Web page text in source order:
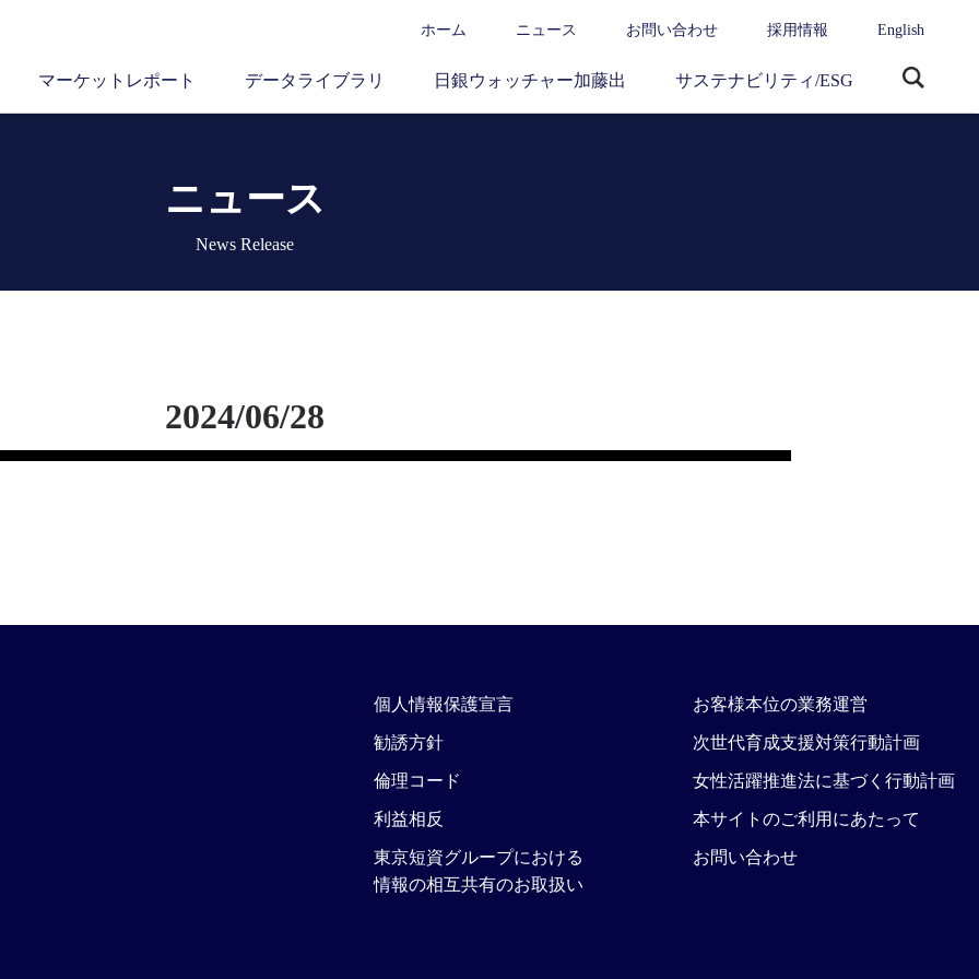
ホーム ニュース お問い合わせ 採用情報 English
マーケットレポート データライブラリ 日銀ウォッチャー加藤出 サステナビリティ/ESG
ニュース
News Release
2024/06/28
個人情報保護宣言
勧誘方針
倫理コード
利益相反
東京短資グループにおける
情報の相互共有のお取扱い
お客様本位の業務運営
次世代育成支援対策行動計画
女性活躍推進法に基づく行動計画
本サイトのご利用にあたって
お問い合わせ